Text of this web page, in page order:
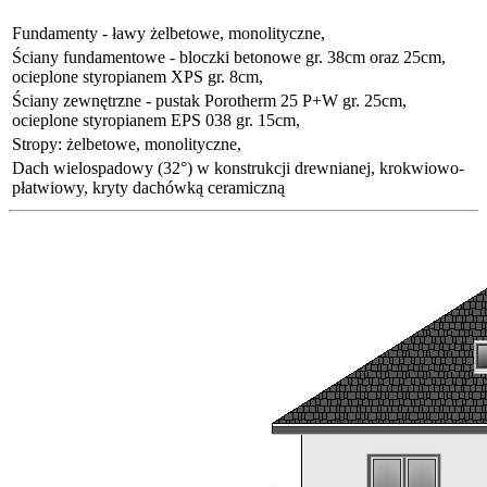
Fundamenty - ławy żelbetowe, monolityczne,
Ściany fundamentowe - bloczki betonowe gr. 38cm oraz 25cm,
ocieplone styropianem XPS gr. 8cm,
Ściany zewnętrzne - pustak Porotherm 25 P+W gr. 25cm,
ocieplone styropianem EPS 038 gr. 15cm,
Stropy: żelbetowe, monolityczne,
Dach wielospadowy (32°) w konstrukcji drewnianej, krokwiowo-
płatwiowy, kryty dachówką ceramiczną